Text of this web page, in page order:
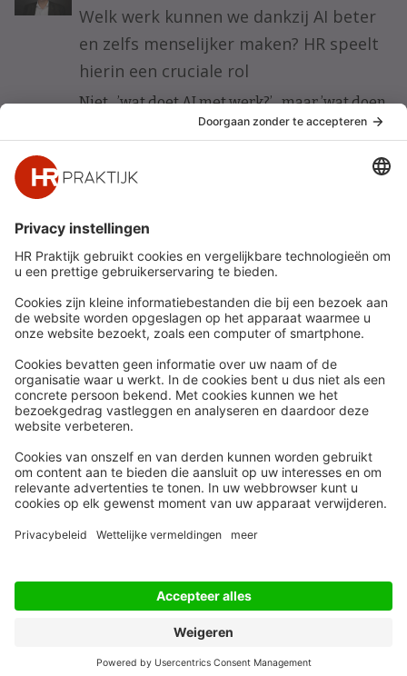
Welk werk kunnen we dankzij AI beter
en zelfs menselijker maken? HR speelt
hierin een cruciale rol
Niet ’wat doet AI met werk?’ maar ’wat doen
wij met AI om werk beter te maken?’ Vijf HR-
principes voor werkgeluk in een AI-gedreven
organisatie.
Snel naar
Nieuws
Whitepapers
Webinars
Word lid
Contact
Meer
HR Academy
HR Podcast
CHRO
HR Day
Volg Ons
Alle rechten voorbehouden
Privacyinstellingen
Algemene Voorwaarden